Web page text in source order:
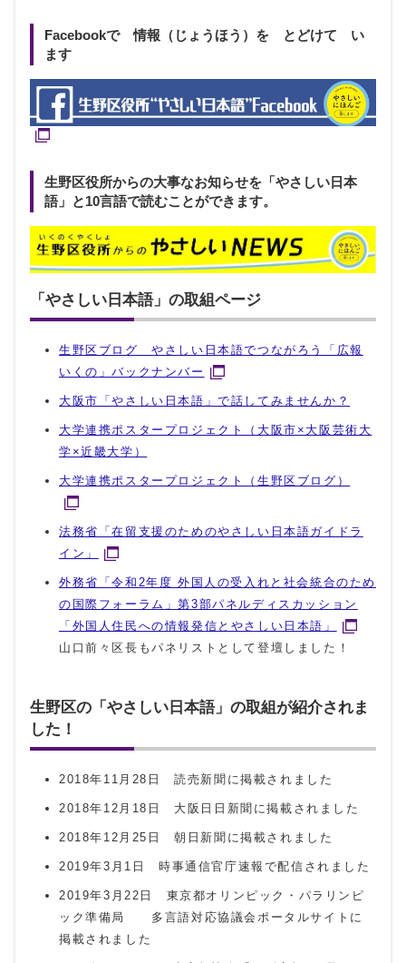
Facebookで 情報（じょうほう）を とどけて い
ます
生野区役所からの大事なお知らせを「やさしい日本
語」と10言語で読むことができます。
「やさしい日本語」の取組ページ
生野区ブログ やさしい日本語でつながろう「広報
いくの」バックナンバー
大阪市「やさしい日本語」で話してみませんか？
大学連携ポスタープロジェクト（大阪市×大阪芸術大
学×近畿大学）
大学連携ポスタープロジェクト（生野区ブログ）
法務省「在留支援のためのやさしい日本語ガイドラ
イン」
外務省「令和2年度 外国人の受入れと社会統合のため
の国際フォーラム」第3部パネルディスカッション
「外国人住民への情報発信とやさしい日本語」
山口前々区長もパネリストとして登壇しました！
生野区の「やさしい日本語」の取組が紹介されま
した！
2018年11月28日 読売新聞に掲載されました
2018年12月18日 大阪日日新聞に掲載されました
2018年12月25日 朝日新聞に掲載されました
2019年3月1日 時事通信官庁速報で配信されました
2019年3月22日 東京都オリンピック・パラリンピ
ック準備局 多言語対応協議会ポータルサイトに
掲載されました